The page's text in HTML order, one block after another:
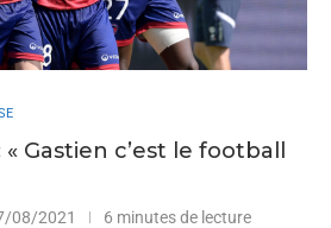
Gastien c’est le football
08/2021 6 minutes de lecture